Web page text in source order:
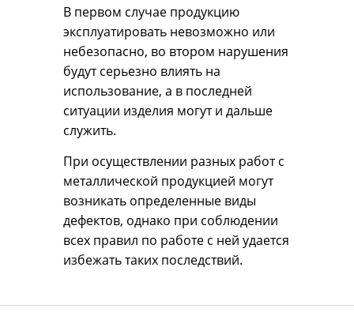
В первом случае продукцию
эксплуатировать невозможно или
небезопасно, во втором нарушения
будут серьезно влиять на
использование, а в последней
ситуации изделия могут и дальше
служить.
При осуществлении разных работ с
металлической продукцией могут
возникать определенные виды
дефектов, однако при соблюдении
всех правил по работе с ней удается
избежать таких последствий.